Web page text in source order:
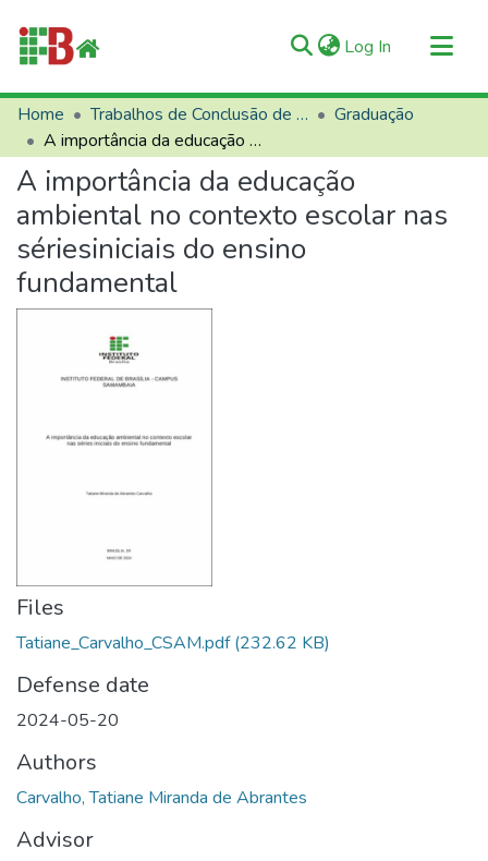
Log In (current)
Communities & Collections
All of RIIFB
Manuals and Terms
Statistics
About RIIFB
Help
Home Trabalhos de Conclusão de Curso (TCCs)
Graduação
A importância da educação ambiental no contexto escolar nas sériesiniciais do ensino fundamental
A importância da educação
ambiental no contexto escolar nas
sériesiniciais do ensino
fundamental
Files
Tatiane_Carvalho_CSAM.pdf(232.62 KB)
Defense date
2024-05-20
Authors
Carvalho, Tatiane Miranda de Abrantes
Advisor